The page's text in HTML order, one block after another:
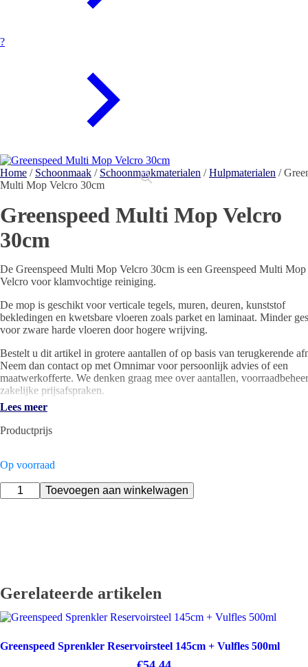
?
Home / Schoonmaak / Schoonmaakmaterialen /Hulpmaterialen /
Multi Mop Velcro 30cm
Greenspeed Multi Mop Velcro
30cm
De Greenspeed Multi Mop Velcro 30cm is een Greenspeed Multi Mop
Velcro voor klamvochtige reiniging.
De mop is geschikt voor verticale tegels, muren, deuren, kunststof
bekledingen en kwetsbare vloeren zoals parket en laminaat. Minder
voor zware harde vloeren door hogere wrijving.
Bestelt u dit artikel in grotere aantallen of op basis van terugkerende
Neem dan contact op met Omnimar voor persoonlijk advies of een
maatwerkofferte. We denken graag mee over aantallen,
zakelijke prijsafspraken.
Controleer voor gebruik altijd of maat, houder, koppeling of
bij het bestaande Greenspeed-systeem.
Merk: Greenspeed
Artikel: Greenspeed Multi Mop Velcro 30cm
Type: multi mop velcro
Maat / inhoud: 30cm
Lees meer
Productprijs
Op voorraad
Greenspeed
Multi
Toevoegen aan winkelwagen
Gerelateerde artikelen
Greenspeed Sprenkler Reservoirsteel 145cm + Vulfles 500ml